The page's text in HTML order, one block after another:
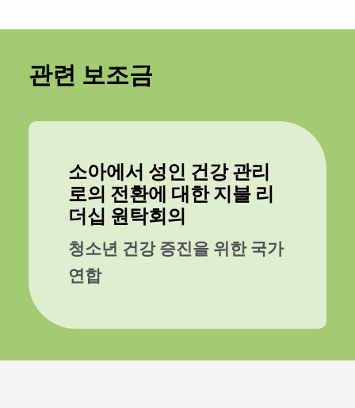
관련 보조금
소아에서 성인 건강 관리
로의 전환에 대한 지불 리
더십 원탁회의
청소년 건강 증진을 위한 국가
연합